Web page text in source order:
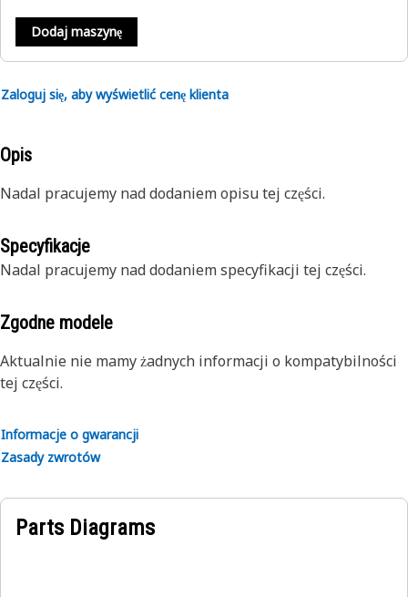
Dodaj maszynę
Zaloguj się, aby wyświetlić cenę klienta
Opis
Nadal pracujemy nad dodaniem opisu tej części.
Specyfikacje
Nadal pracujemy nad dodaniem specyfikacji tej części.
Zgodne modele
Aktualnie nie mamy żadnych informacji o kompatybilności
tej części.
Informacje o gwarancji
Zasady zwrotów
Parts Diagrams